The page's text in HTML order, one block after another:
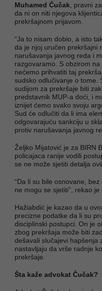
Muhamed Čučak , pravni
da ni on niti njegova
prekršajnom prijavom.
“Ja to nisam dobio, a isto
da je njoj uručen prekršajni
narušavanja javnog reda i
razgovaramo. S obzirom
nećemo prihvatiti taj
sudsko odlučivanje o tome.
sudijom za prekršaje biti
predstavnik MUP-a doći, i
iznijet ćemo svako svoju
Sud će odlučiti da li ima
odgovarajuću sankciju u
protiv narušavanja javnog
Željko Mijatović je za BIRN
policajaca ranije vodili
se ne može sjetiti detalja
“Da li su bile osnovane,
ne mogu se sjetiti”, rekao je
Hažiabdić je kazao da u
precizne podatke da li su
disciplinski postupci. On je
zbog prekršaja može biti
dešavali slučajevi hapšenja
nastavljaju da vrše radnje
prekršaje.
Šta kaže advokat Čučak?